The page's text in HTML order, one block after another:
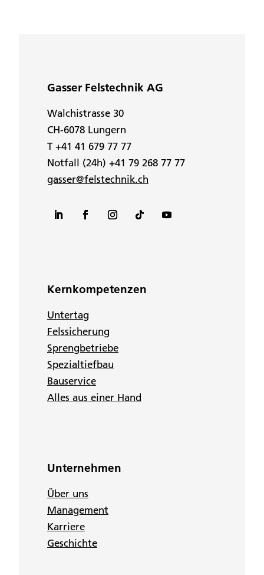
Gasser Felstechnik AG
Walchistrasse 30
CH-6078 Lungern
T +41 41 679 77 77
Notfall (24h) +41 79 268 77 77
gasser@felstechnik.ch
Kernkompetenzen
Untertag
Felssicherung
Sprengbetriebe
Spezialtiefbau
Bauservice
Alles aus einer Hand
Unternehmen
Über uns
Management
Karriere
Geschichte